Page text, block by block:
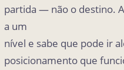
partida — não o destino.
a um
nível e sabe que pode ir
posicionamento que